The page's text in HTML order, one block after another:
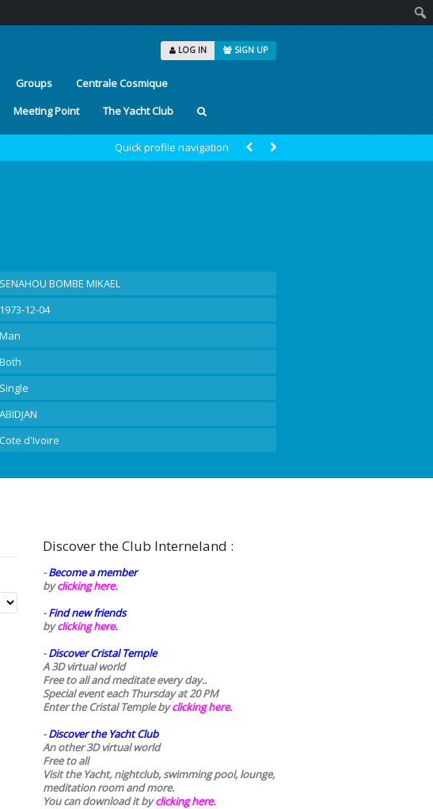
LOG IN SIGN UP
Groups
Centrale Cosmique
Meeting Point The Yacht Club
Quick profile navigation
SENAHOU BOMBE MIKAEL
1973-12-04
Man
Both
Single
ABIDJAN
Cote d'Ivoire
Discover the Club Interneland :
-Become a member
byclicking here.
-Find new friends
byclicking here.
-Discover Cristal Temple
A 3D virtual world
Free to all and meditate every day..
Special event each Thursday at 20 PM
Enter the Cristal Temple byclicking here.
-Discover the Yacht Club
An other 3D virtual world
Free to all
Visit the Yacht, nightclub, swimming pool, lounge,
meditation room and more.
You can download it byclicking here.